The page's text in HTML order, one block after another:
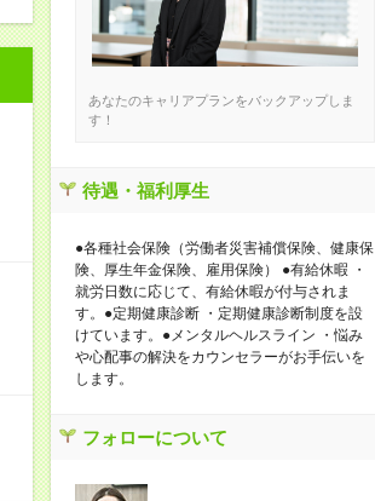
あなたのキャリアプランをバックアップしま
す！
待遇・福利厚生
●各種社会保険（労働者災害補償保険、健康保
険、厚生年金保険、雇用保険） ●有給休暇 ・
就労日数に応じて、有給休暇が付与されま
す。●定期健康診断 ・定期健康診断制度を設
けています。●メンタルヘルスライン ・悩み
や心配事の解決をカウンセラーがお手伝いを
します。
フォローについて